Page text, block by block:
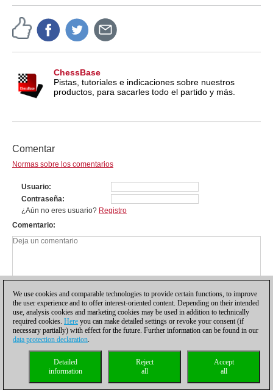
ChessBase
Pistas, tutoriales e indicaciones sobre nuestros
productos, para sacarles todo el partido y más.
Comentar
Normas sobre los comentarios
Usuario
Contraseña
¿Aún no eres usuario? Registro
Comentario
Política de privacidad |Para contactar Cookies Management
Licencias
Compliance Hotline
coldest news
We use cookies and comparable technologies to provide certain functions, to improve
the user experience and to offer interest-oriented content. Depending on their intended
use, analysis cookies and marketing cookies may be used in addition to technically
required cookies. Here you can make detailed settings or revoke your consent (if
necessary partially) with effect for the future. Further information can be found in our
data protection declaration.
Accept
all
Reject
all
Detailed
information